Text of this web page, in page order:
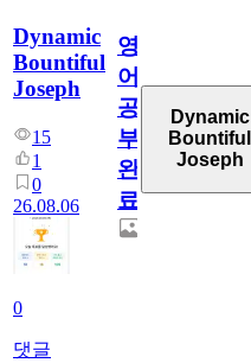
Dynamic
Bountiful
Joseph
15
1
0
26.08.06
0
댓글
영
어
공
부
완
료
Dynamic
Bountiful
Joseph